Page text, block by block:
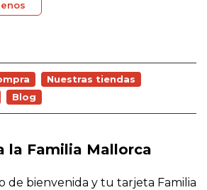
Nuestras tiendas
Blog
la Familia Mallorca
de bienvenida y tu tarjeta Familia